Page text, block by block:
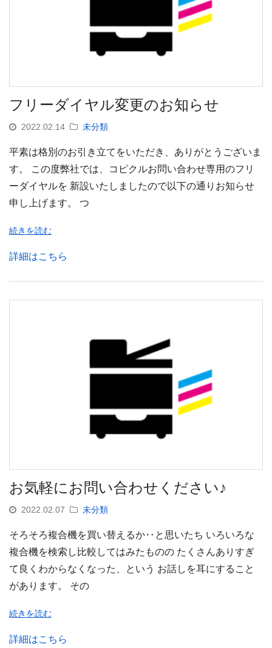
フリーダイヤル変更のお知らせ
2022.02.14 未分類
平素は格別のお引き立てをいただき、ありがとうございま
す。 この度弊社では、コピクルお問い合わせ専用のフリ
ーダイヤルを 新設いたしましたので以下の通りお知らせ
申し上げます。 つ
続きを読む
詳細はこちら
お気軽にお問い合わせください♪
2022.02.07 未分類
そろそろ複合機を買い替えるか‥と思いたち いろいろな
複合機を検索し比較してはみたものの たくさんありすぎ
て良くわからなくなった、という お話しを耳にすること
があります。 その
続きを読む
詳細はこちら